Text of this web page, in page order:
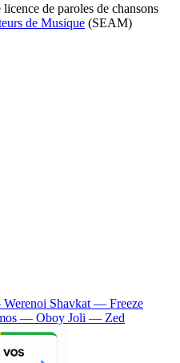
de paroles de chansons
de Musique (SEAM)
Shavkat — Freeze
— Oboy Joli — Zed